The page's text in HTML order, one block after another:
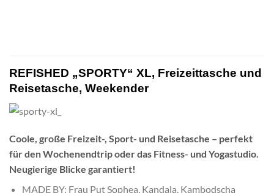
REFISHED „SPORTY“ XL, Freizeittasche und
Reisetasche, Weekender
Coole, große Freizeit-, Sport- und Reisetasche – perfekt
für den Wochenendtrip oder das Fitness- und Yogastudio.
Neugierige Blicke garantiert!
MADE BY: Frau Put Sophea, Kandala, Kambodscha